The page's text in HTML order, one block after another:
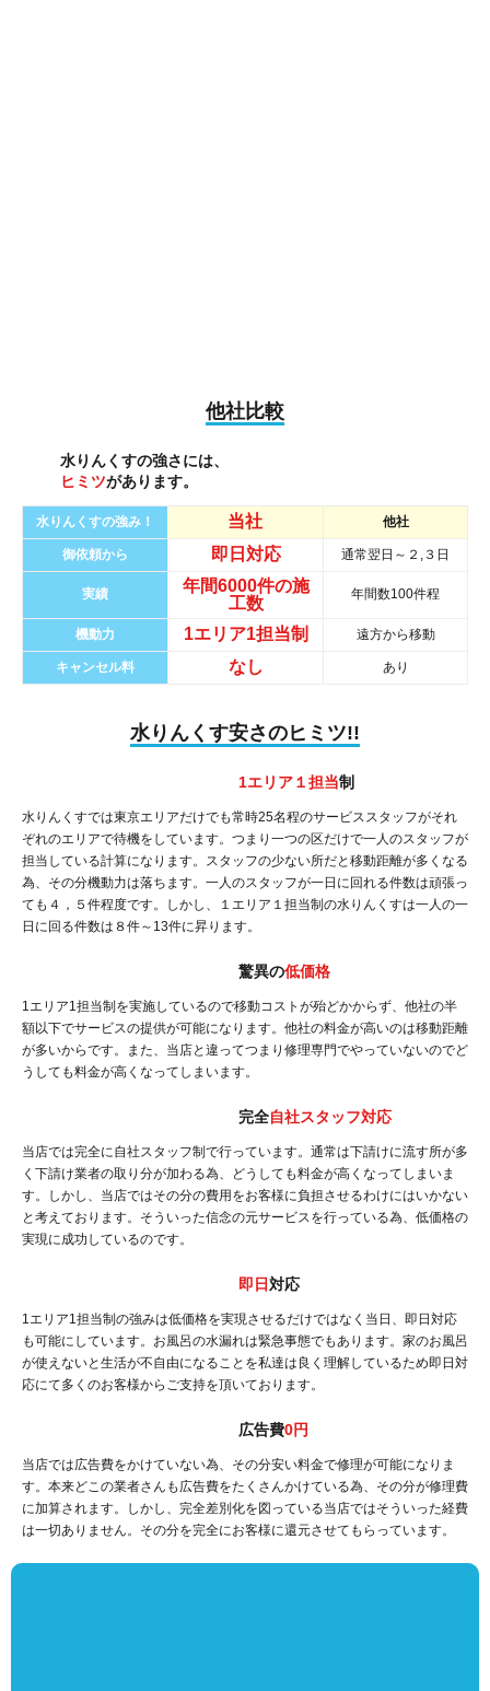
他社比較
水りんくすの強さには、
ヒミツがあります。
水りんくすの強み！ 当社 他社
御依頼から 即日対応 通常翌日～２,３日
実績 年間6000件の施
工数
年間数100件程
機動力 1エリア1担当制 遠方から移動
キャンセル料 なし あり
水りんくす安さのヒミツ!!
1エリア１担当制
水りんくすでは東京エリアだけでも常時25名程のサービススタッフがそれ
ぞれのエリアで待機をしています。つまり一つの区だけで一人のスタッフが
担当している計算になります。スタッフの少ない所だと移動距離が多くなる
為、その分機動力は落ちます。一人のスタッフが一日に回れる件数は頑張っ
ても４，５件程度です。しかし、１エリア１担当制の水りんくすは一人の一
日に回る件数は８件～13件に昇ります。
驚異の低価格
1エリア1担当制を実施しているので移動コストが殆どかからず、他社の半
額以下でサービスの提供が可能になります。他社の料金が高いのは移動距離
が多いからです。また、当店と違ってつまり修理専門でやっていないのでど
うしても料金が高くなってしまいます。
完全自社スタッフ対応
当店では完全に自社スタッフ制で行っています。通常は下請けに流す所が多
く下請け業者の取り分が加わる為、どうしても料金が高くなってしまいま
す。しかし、当店ではその分の費用をお客様に負担させるわけにはいかない
と考えております。そういった信念の元サービスを行っている為、低価格の
実現に成功しているのです。
即日対応
1エリア1担当制の強みは低価格を実現させるだけではなく当日、即日対応
も可能にしています。お風呂の水漏れは緊急事態でもあります。家のお風呂
が使えないと生活が不自由になることを私達は良く理解しているため即日対
応にて多くのお客様からご支持を頂いております。
広告費0円
当店では広告費をかけていない為、その分安い料金で修理が可能になりま
す。本来どこの業者さんも広告費をたくさんかけている為、その分が修理費
に加算されます。しかし、完全差別化を図っている当店ではそういった経費
は一切ありません。その分を完全にお客様に還元させてもらっています。